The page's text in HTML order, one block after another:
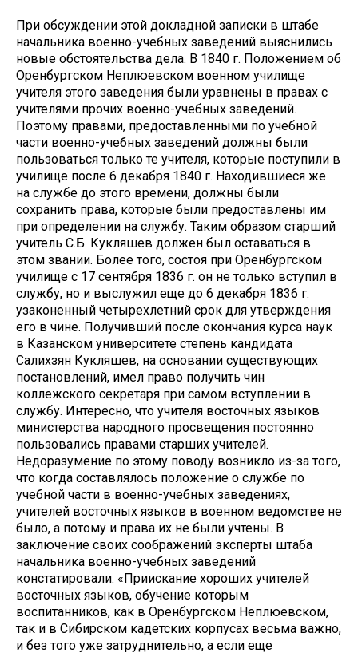
При обсуждении этой докладной записки в штабе
начальника военно-учебных заведений выяснились
новые обстоятельства дела. В 1840 г. Положением об
Оренбургском Неплюевском военном училище
учителя этого заведения были уравнены в правах с
учителями прочих военно-учебных заведений.
Поэтому правами, предоставленными по учебной
части военно-учебных заведений должны были
пользоваться только те учителя, которые поступили в
училище после 6 декабря 1840 г. Находившиеся же
на службе до этого времени, должны были
сохранить права, которые были предоставлены им
при определении на службу. Таким образом старший
учитель С.Б. Кукляшев должен был оставаться в
этом звании. Более того, состоя при Оренбургском
училище с 17 сентября 1836 г. он не только вступил в
службу, но и выслужил еще до 6 декабря 1836 г.
узаконенный четырехлетний срок для утверждения
его в чине. Получивший после окончания курса наук
в Казанском университете степень кандидата
Салихзян Кукляшев, на основании существующих
постановлений, имел право получить чин
коллежского секретаря при самом вступлении в
службу. Интересно, что учителя восточных языков
министерства народного просвещения постоянно
пользовались правами старших учителей.
Недоразумение по этому поводу возникло из-за того,
что когда составлялось положение о службе по
учебной части в военно-учебных заведениях,
учителей восточных языков в военном ведомстве не
было, а потому и права их не были учтены. В
заключение своих соображений эксперты штаба
начальника военно-учебных заведений
констатировали: «Приискание хороших учителей
восточных языков, обучение которым
воспитанников, как в Оренбургском Неплюевском,
так и в Сибирском кадетских корпусах весьма важно,
и без того уже затруднительно, а если еще